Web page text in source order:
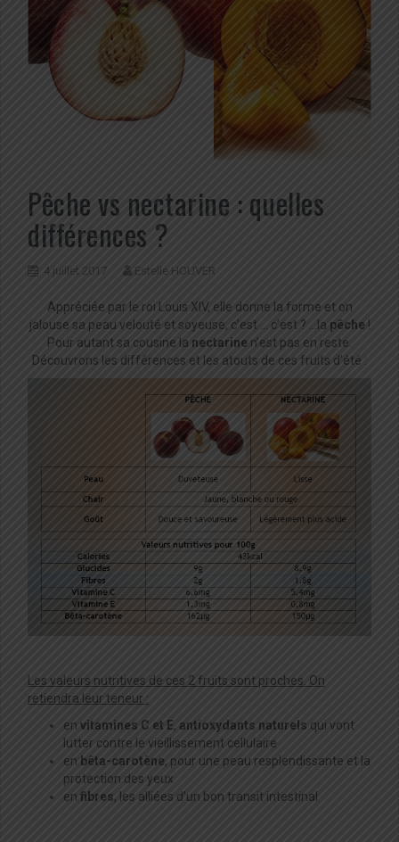
Pêche vs nectarine : quelles
différences ?
4 juillet 2017 Estelle HOUVER
Appréciée par le roi Louis XIV, elle donne la forme et on
jalouse sa peau velouté et soyeuse, c’est … c’est ? …la pêche!
Pour autant sa cousine la nectarine n’est pas en reste.
Découvrons les différences et les atouts de ces fruits d’été :
Les valeurs nutritives de ces 2 fruits sont proches. On
retiendra leur teneur :
en vitamines C et E, antioxydants naturels qui vont
lutter contre le vieillissement cellulaire
en bêta-carotène, pour une peau resplendissante et la
protection des yeux
en fibres, les alliées d’un bon transit intestinal